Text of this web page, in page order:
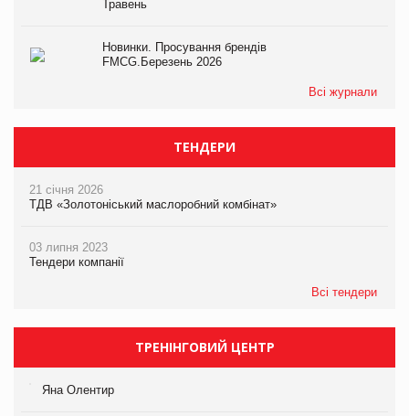
Травень
Новинки. Просування брендів
FMCG.Березень 2026
Всі журнали
ТЕНДЕРИ
21 січня 2026
ТДВ «Золотоніський маслоробний комбінат»
03 липня 2023
Тендери компанії
Всі тендери
ТРЕНІНГОВИЙ ЦЕНТР
Яна Олентир